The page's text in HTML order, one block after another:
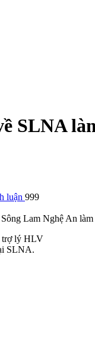
SLNA
luận 999
Lam Nghệ An
SLNA.